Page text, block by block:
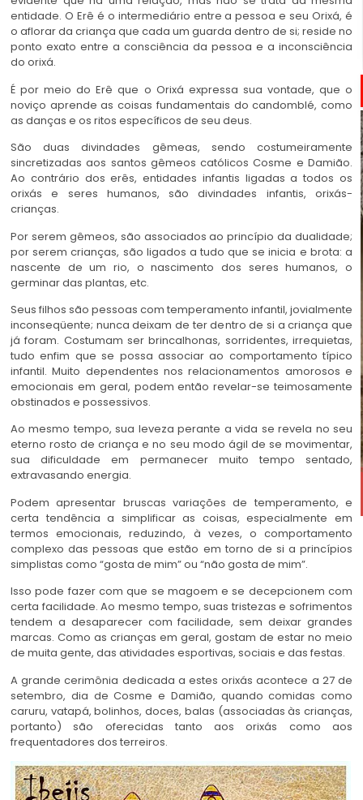
entidade. O Erê é o intermediário entre a pessoa e seu Orixá, é
o aflorar da criança que cada um guarda dentro de si; reside no
ponto exato entre a consciência da pessoa e a inconsciência
do orixá.
É por meio do Erê que o Orixá expressa sua vontade, que o
noviço aprende as coisas fundamentais do candomblé, como
as danças e os ritos específicos de seu deus.
São duas divindades gêmeas, sendo costumeiramente
sincretizadas aos santos gêmeos católicos Cosme e Damião.
Ao contrário dos erês, entidades infantis ligadas a todos os
orixás e seres humanos, são divindades infantis, orixás-
crianças.
Por serem gêmeos, são associados ao princípio da dualidade;
por serem crianças, são ligados a tudo que se inicia e brota: a
nascente de um rio, o nascimento dos seres humanos, o
germinar das plantas, etc.
Seus filhos são pessoas com temperamento infantil, jovialmente
inconseqüente; nunca deixam de ter dentro de si a criança que
já foram. Costumam ser brincalhonas, sorridentes, irrequietas,
tudo enfim que se possa associar ao comportamento típico
infantil. Muito dependentes nos relacionamentos amorosos e
emocionais em geral, podem então revelar-se teimosamente
obstinados e possessivos.
Ao mesmo tempo, sua leveza perante a vida se revela no seu
eterno rosto de criança e no seu modo ágil de se movimentar,
sua dificuldade em permanecer muito tempo sentado,
extravasando energia.
Podem apresentar bruscas variações de temperamento, e
certa tendência a simplificar as coisas, especialmente em
termos emocionais, reduzindo, à vezes, o comportamento
complexo das pessoas que estão em torno de si a princípios
simplistas como “gosta de mim” ou “não gosta de mim”.
Isso pode fazer com que se magoem e se decepcionem com
certa facilidade. Ao mesmo tempo, suas tristezas e sofrimentos
tendem a desaparecer com facilidade, sem deixar grandes
marcas. Como as crianças em geral, gostam de estar no meio
de muita gente, das atividades esportivas, sociais e das festas.
A grande cerimônia dedicada a estes orixás acontece a 27 de
setembro, dia de Cosme e Damião, quando comidas como
caruru, vatapá, bolinhos, doces, balas (associadas às crianças,
portanto) são oferecidas tanto aos orixás como aos
frequentadores dos terreiros.